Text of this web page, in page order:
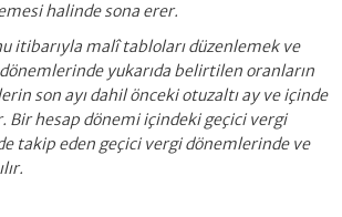
halinde sona erer.
itibarıyla malî tabloları düzenlemek ve
yukarıda belirtilen oranların
son ayı dahil önceki otuzaltı ay ve içinde
Bir hesap dönemi içindeki geçici vergi
takip eden geçici vergi dönemlerinde ve